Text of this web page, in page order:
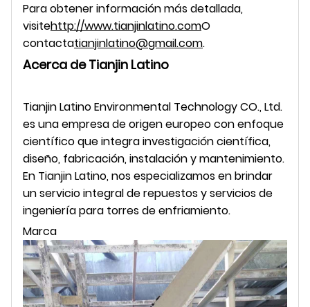
Para obtener información más detallada,
visitehttp://www.tianjinlatino.comO
contactatianjinlatino@gmail.com.
Acerca de Tianjin Latino
Tianjin Latino Environmental Technology CO., Ltd.
es una empresa de origen europeo con enfoque
científico que integra investigación científica,
diseño, fabricación, instalación y mantenimiento.
En Tianjin Latino, nos especializamos en brindar
un servicio integral de repuestos y servicios de
ingeniería para torres de enfriamiento.
Marca